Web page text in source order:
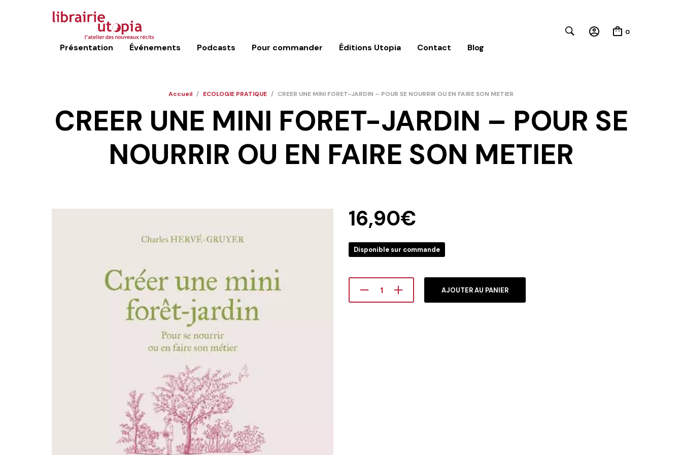
Présentation Événements Podcasts Pour commander Éditions Utopia Contact Blog
0
Accueil / ECOLOGIE PRATIQUE / CREER UNE MINI FORET-JARDIN – POUR SE NOURRIR OU EN FAIRE SON METIER
CREER UNE MINI FORET-JARDIN – POUR SE
NOURRIR OU EN FAIRE SON METIER
16,90€
Disponible sur commande
AJOUTER AU PANIER